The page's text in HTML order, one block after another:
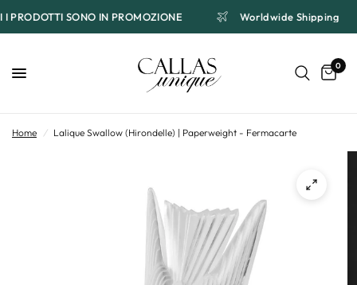
I PRODOTTI SONO IN PROMOZIONE Worldwide Shipping
0
Home / Lalique Swallow (Hirondelle) | Paperweight - Fermacarte